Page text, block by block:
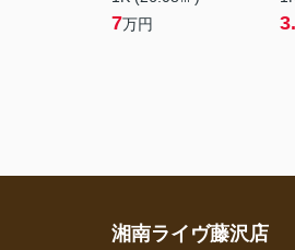
7万円
湘南ライヴ藤沢店